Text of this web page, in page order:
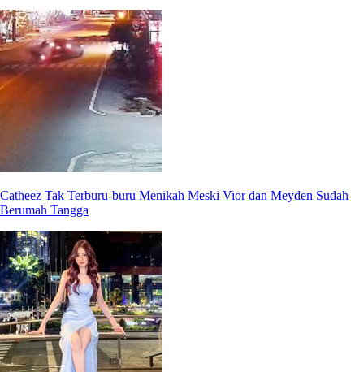
Catheez Tak Terburu-buru Menikah Meski Vior dan Meyden Sudah
Berumah Tangga